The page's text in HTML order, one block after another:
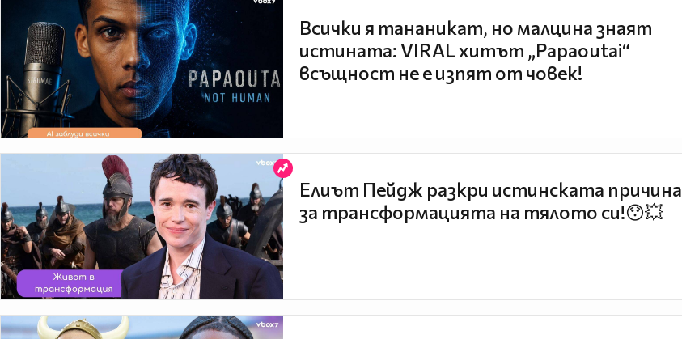
Всички я тананикат, но малцина знаят
истината: VIRAL хитът „Papaoutai“
всъщност не е изпят от човек!
Елиът Пейдж разкри истинската причина
за трансформацията на тялото си!😯💥